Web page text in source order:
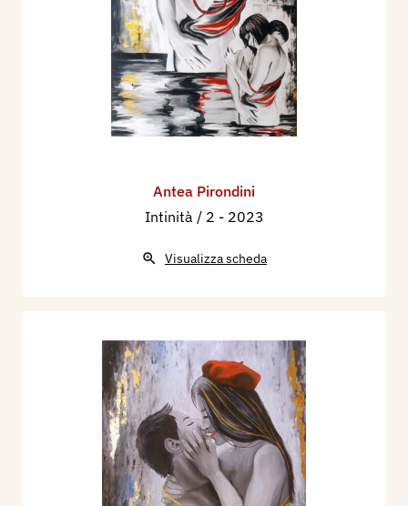
Antea Pirondini
Intinità / 2 - 2023
Visualizza scheda